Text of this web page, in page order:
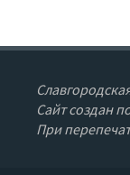
Сайт создан
При